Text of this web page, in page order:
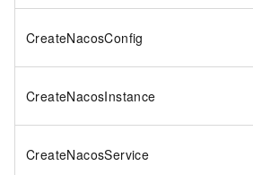
CreateNacosConfig
CreateNacosInstance
CreateNacosService